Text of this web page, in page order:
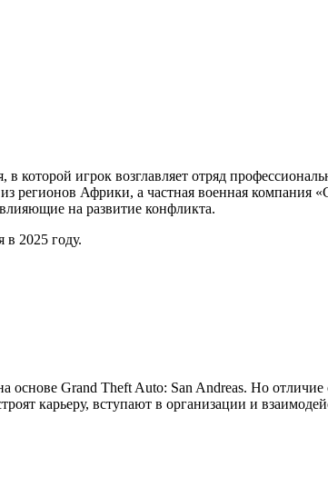
в которой игрок возглавляет отряд
Африки, а частная военная компания
на развитие конфликта.
в 2025 году.
основе Grand Theft Auto: San Andreas. Но
карьеру, вступают в организации и